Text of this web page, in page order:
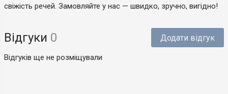
свіжість речей. Замовляйте у нас — швидко, зручно, вигідно!
Відгуки 0 Додати відгук
Відгуків ще не розміщували